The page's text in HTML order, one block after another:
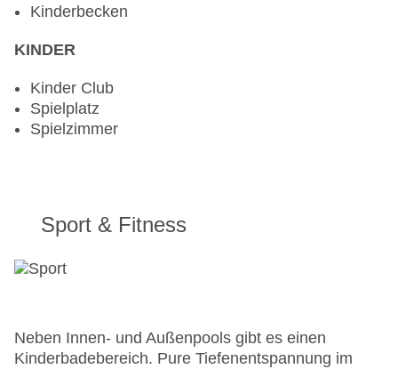
Kinderbecken
KINDER
Kinder Club
Spielplatz
Spielzimmer
Sport & Fitness
Neben Innen- und Außenpools gibt es einen
Kinderbadebereich. Pure Tiefenentspannung im